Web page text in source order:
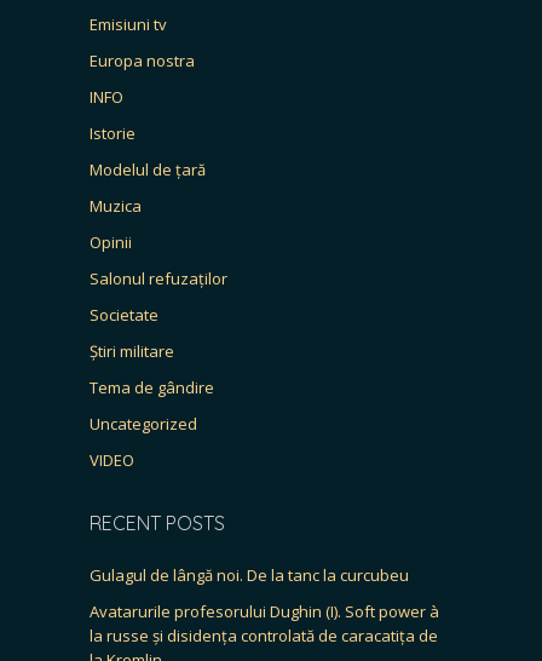
Emisiuni tv
Europa nostra
INFO
Istorie
Modelul de țară
Muzica
Opinii
Salonul refuzaților
Societate
Știri militare
Tema de gândire
Uncategorized
VIDEO
RECENT POSTS
Gulagul de lângă noi. De la tanc la curcubeu
Avatarurile profesorului Dughin (I). Soft power à
la russe și disidența controlată de caracatița de